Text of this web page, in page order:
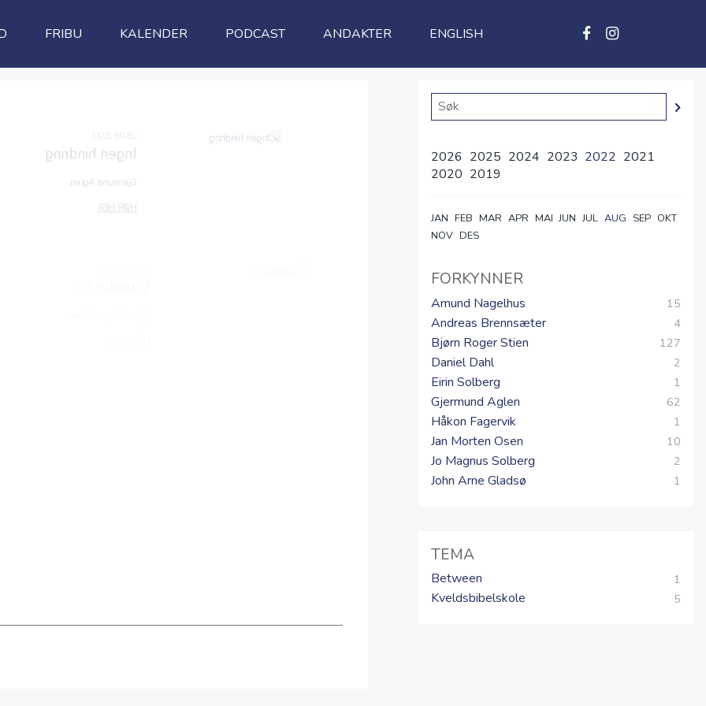
FRIBU KALENDER PODCAST ANDAKTER ENGLISH
00:00
2026 2025 2024 2023 2022 2021
2020 2019
JAN FEB MAR APR MAI JUN JUL AUG SEP OKT
NOV DES
FORKYNNER
Amund Nagelhus 15
Andreas Brennsæter 4
Bjørn Roger Stien 127
Daniel Dahl 2
Eirin Solberg 1
Gjermund Aglen 62
Håkon Fagervik 1
Jan Morten Osen 10
Jo Magnus Solberg 2
John Arne Gladsø 1
TEMA
Between 1
Kveldsbibelskole 5